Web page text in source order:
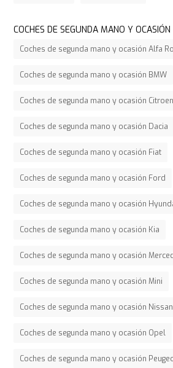
COCHES DE SEGUNDA MANO Y
Coches de segunda mano y ocasión Alfa
Coches de segunda mano y ocasión BMW
Coches de segunda mano y ocasión Citroen
Coches de segunda mano y ocasión Dacia
Coches de segunda mano y ocasión Fiat
Coches de segunda mano y ocasión Ford
Coches de segunda mano y ocasión
Coches de segunda mano y ocasión Kia
Coches de segunda mano y ocasión
Coches de segunda mano y ocasión Mini
Coches de segunda mano y ocasión Nissan
Coches de segunda mano y ocasión Opel
Coches de segunda mano y ocasión